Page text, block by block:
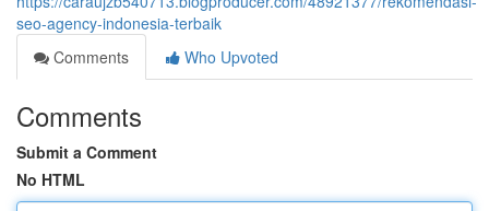
seo-agency-indonesia-terbaik
Comments
Who Upvoted
Comments
Submit a Comment
No HTML